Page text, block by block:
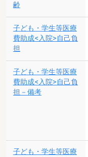
齢
子ども・学生等医療
費助成<入院>自己負
担
子ども・学生等医療
費助成<入院>自己負
担－備考
子ども・学生等医療